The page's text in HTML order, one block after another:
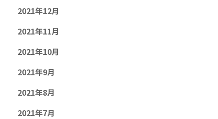
2021年12月
2021年11月
2021年10月
2021年9月
2021年8月
2021年7月